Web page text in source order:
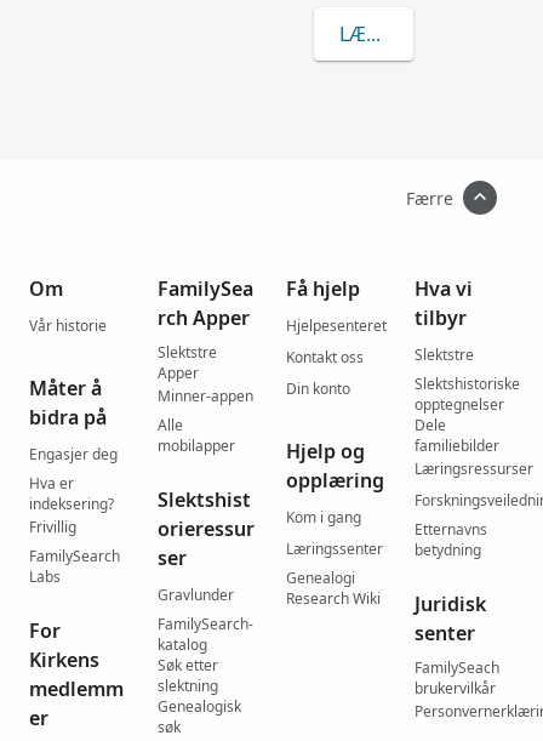
LÆR MER OM
Færre
Om
Vår historie
Måter å
bidra på
Engasjer deg
Hva er
indeksering?
Frivillig
FamilySearch
Labs
For
Kirkens
medlemm
er
FamilySea
rch Apper
Slektstre
Apper
Minner-appen
Alle
mobilapper
Slektshist
orieressur
ser
Gravlunder
FamilySearch-
katalog
Søk etter
slektning
Genealogisk
søk
Få hjelp
Hjelpesenteret
Kontakt oss
Din konto
Hjelp og
opplæring
Kom i gang
Læringssenter
Genealogi
Research Wiki
Hva vi
tilbyr
Slektstre
Slektshistoriske
opptegnelser
Dele
familiebilder
Læringsressurser
Etternavns
betydning
Juridisk
senter
FamilySeach
brukervilkår